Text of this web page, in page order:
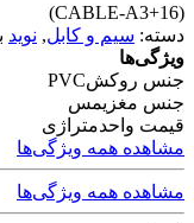
(CABLE-A3+16)
دسته: سیم و کابل, نوید
ویژگی‌ها
جنس روکشPVC
جنس مغزیمس
قیمت واحدمتراژی
مشاهده همه ویژگی‌ها
مشاهده همه ویژگی‌ها